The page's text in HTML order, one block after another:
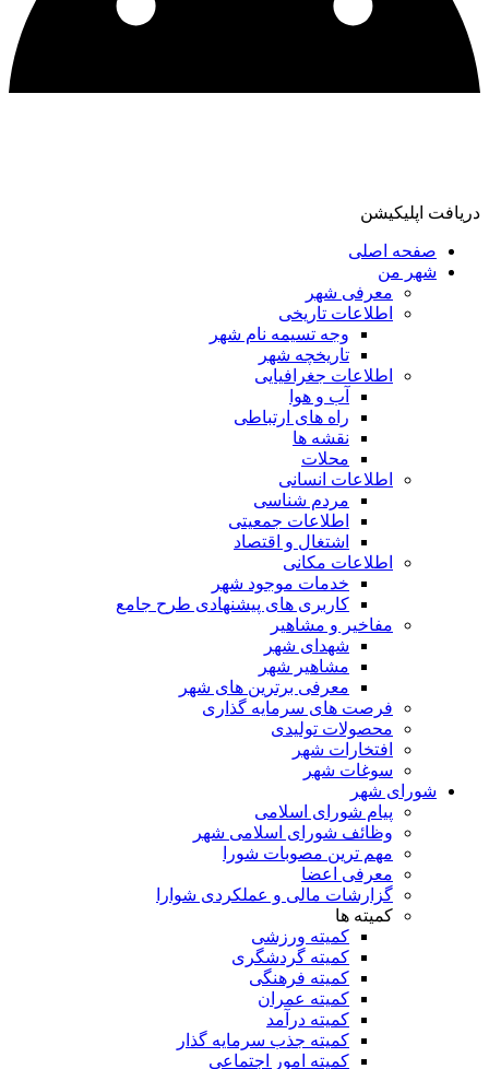
دریافت اپلیکیشن
صفحه اصلی
شهر من
معرفی شهر
اطلاعات تاریخی
وجه تسیمه نام شهر
تاریخچه شهر
اطلاعات جغرافیایی
آب و هوا
راه های ارتباطی
نقشه ها
محلات
اطلاعات انسانی
مردم شناسی
اطلاعات جمعیتی
اشتغال و اقتصاد
اطلاعات مکانی
خدمات موجود شهر
کاربری های پیشنهادی طرح جامع
مفاخیر و مشاهیر
شهدای شهر
مشاهیر شهر
معرفی برترین های شهر
فرصت های سرمایه گذاری
محصولات تولیدی
افتخارات شهر
سوغات شهر
شورای شهر
پیام شورای اسلامی
وظائف شورای اسلامی شهر
مهم ترین مصوبات شورا
معرفی اعضا
گزارشات مالی و عملکردی شوارا
کمیته ها
کمیته ورزشی
کمیته گردشگری
کمیته فرهنگی
کمیته عمران
کمیته درآمد
کمیته جذب سرمایه گذار
کمیته امور اجتماعی